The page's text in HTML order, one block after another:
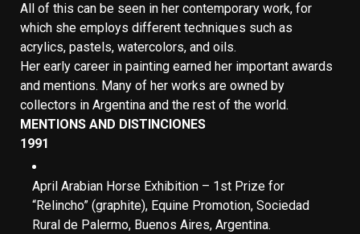
All of this can be seen in her contemporary work, for
which she employs different techniques such as
acrylics, pastels, watercolors, and oils.
Her early career in painting earned her important awards
and mentions. Many of her works are owned by
collectors in Argentina and the rest of the world.
MENTIONS AND DISTINCIONES
1991
April Arabian Horse Exhibition – 1st Prize for
“Relincho” (graphite), Equine Promotion, Sociedad
Rural de Palermo, Buenos Aires, Argentina.